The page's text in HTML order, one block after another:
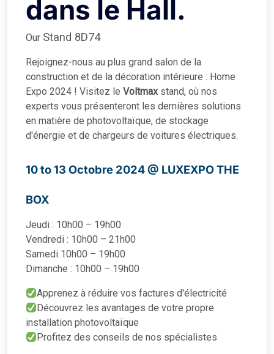
dans le Hall.
Our Stand 8D74
Rejoignez-nous au plus grand salon de la
construction et de la décoration intérieure : Home
Expo 2024 ! Visitez le Voltmax stand, où nos
experts vous présenteront les dernières solutions
en matière de photovoltaïque, de stockage
d'énergie et de chargeurs de voitures électriques.
10 to 13 Octobre 2024 @ LUXEXPO THE
BOX
Jeudi : 10h00 – 19h00
Vendredi : 10h00 – 21h00
Samedi 10h00 – 19h00
Dimanche : 10h00 – 19h00
Apprenez à réduire vos factures d'électricité
Découvrez les avantages de votre propre
installation photovoltaïque
Profitez des conseils de nos spécialistes